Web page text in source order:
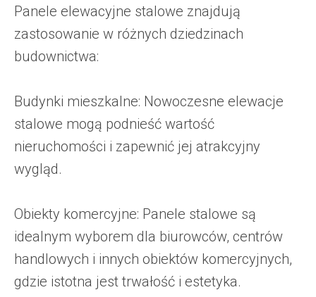
Panele elewacyjne stalowe znajdują
zastosowanie w różnych dziedzinach
budownictwa:
Budynki mieszkalne: Nowoczesne elewacje
stalowe mogą podnieść wartość
nieruchomości i zapewnić jej atrakcyjny
wygląd.
Obiekty komercyjne: Panele stalowe są
idealnym wyborem dla biurowców, centrów
handlowych i innych obiektów komercyjnych,
gdzie istotna jest trwałość i estetyka.